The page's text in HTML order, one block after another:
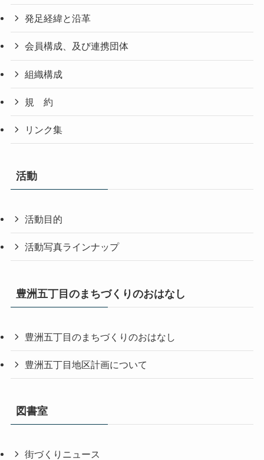
発足経緯と沿革
会員構成、及び連携団体
組織構成
規 約
リンク集
活動
活動目的
活動写真ラインナップ
豊洲五丁目のまちづくりのおはなし
豊洲五丁目のまちづくりのおはなし
豊洲五丁目地区計画について
図書室
街づくりニュース